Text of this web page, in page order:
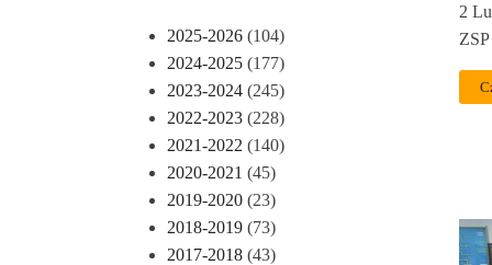
2025-2026 (104)
2024-2025 (177)
2023-2024 (245)
2022-2023 (228)
2021-2022 (140)
2020-2021 (45)
2019-2020 (23)
2018-2019 (73)
2017-2018 (43)
2